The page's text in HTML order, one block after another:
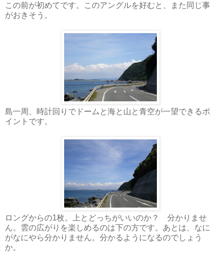
この前が初めてです。このアングルを好むと、また同じ事
がおきそう。
島一周、時計回りでドームと海と山と青空が一望できるポ
イントです。
ロングからの1枚。上とどっちがいいのか？ 分かりませ
ん。雲の広がりを楽しめるのは下の方です。あとは、なに
がなにやら分かりません。分かるようになるのでしょう
か。